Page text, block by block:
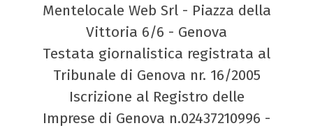
Mentelocale Web Srl - Piazza della
Vittoria 6/6 - Genova
Testata giornalistica registrata al
Tribunale di Genova nr. 16/2005
Iscrizione al Registro delle
Imprese di Genova n.02437210996 -